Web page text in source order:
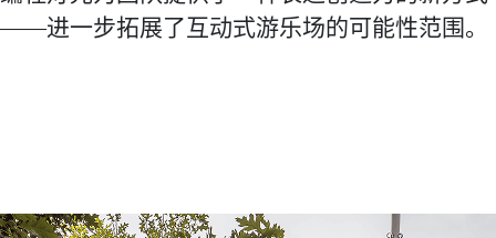
——进一步拓展了互动式游乐场的可能性范围。